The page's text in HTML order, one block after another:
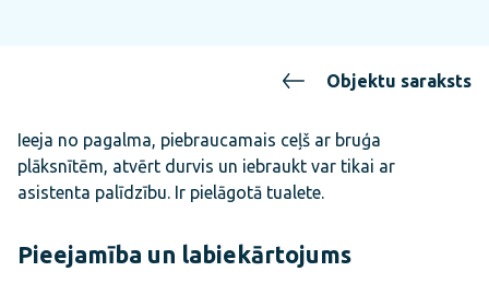
Objektu saraksts
Ieeja no pagalma, piebraucamais ceļš ar bruģa
plāksnītēm, atvērt durvis un iebraukt var tikai ar
asistenta palīdzību. Ir pielāgotā tualete.
Pieejamība un labiekārtojums